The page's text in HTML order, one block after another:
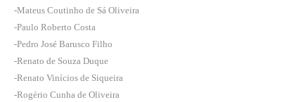
-Mateus Coutinho de Sá Oliveira
-Paulo Roberto Costa
-Pedro José Barusco Filho
-Renato de Souza Duque
-Renato Vinícios de Siqueira
-Rogério Cunha de Oliveira